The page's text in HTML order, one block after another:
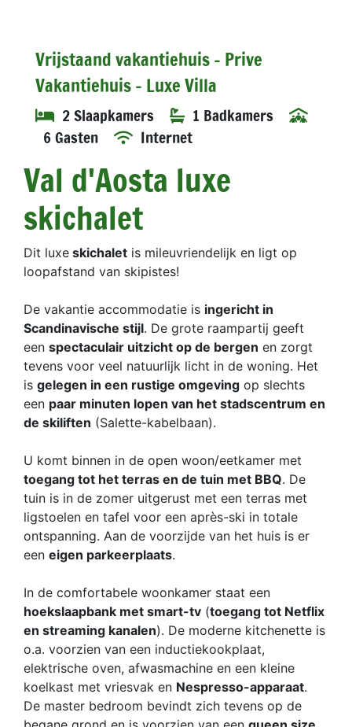
Vrijstaand vakantiehuis - Prive
Vakantiehuis - Luxe Villa
2 Slaapkamers
1 Badkamers
6 Gasten
Internet
Val d'Aosta luxe
skichalet
Dit luxe skichalet is mileuvriendelijk en ligt op
loopafstand van skipistes!
De vakantie accommodatie is ingericht in
Scandinavische stijl. De grote raampartij geeft
een spectaculair uitzicht op de bergen en zorgt
tevens voor veel natuurlijk licht in de woning. Het
is gelegen in een rustige omgeving op slechts
een paar minuten lopen van het stadscentrum en
de skiliften (Salette-kabelbaan).
U komt binnen in de open woon/eetkamer met
toegang tot het terras en de tuin met BBQ. De
tuin is in de zomer uitgerust met een terras met
ligstoelen en tafel voor een après-ski in totale
ontspanning. Aan de voorzijde van het huis is er
een eigen parkeerplaats.
In de comfortabele woonkamer staat een
hoekslaapbank met smart-tv (toegang tot Netflix
en streaming kanalen). De moderne kitchenette is
o.a. voorzien van een inductiekookplaat,
elektrische oven, afwasmachine en een kleine
koelkast met vriesvak en Nespresso-apparaat.
De master bedroom bevindt zich tevens op de